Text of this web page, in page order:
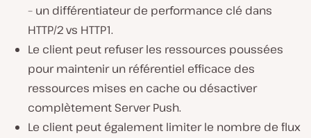
– un différentiateur de performance clé dans
HTTP/2 vs HTTP1.
Le client peut refuser les ressources poussées
pour maintenir un référentiel efficace des
ressources mises en cache ou désactiver
complètement Server Push.
Le client peut également limiter le nombre de flux